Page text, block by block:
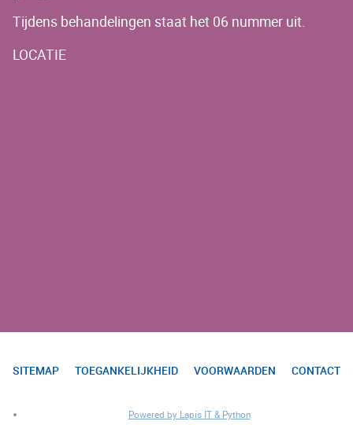
Tijdens behandelingen staat het 06 nummer uit.
LOCATIE
SITEMAP TOEGANKELIJKHEID VOORWAARDEN CONTACT
Powered by Lapis IT & Python